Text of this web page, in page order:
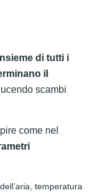
di tutti i
il
scambi
come nel
temperatura